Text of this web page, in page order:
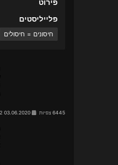
פירוט
פלייליסטים
חיסונים = חיסולים
6445 צפיות